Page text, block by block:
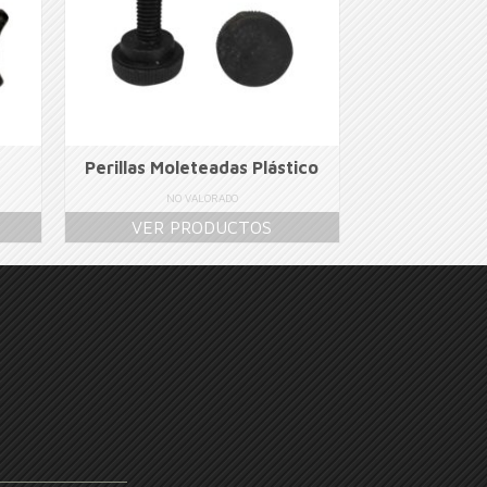
Perillas Moleteadas Plástico
NO VALORADO
VER PRODUCTOS